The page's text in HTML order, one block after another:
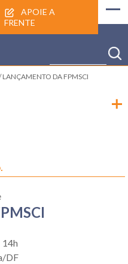
APOIE A
FRENTE
LANÇAMENTO DA FPMSCI
14h
DF